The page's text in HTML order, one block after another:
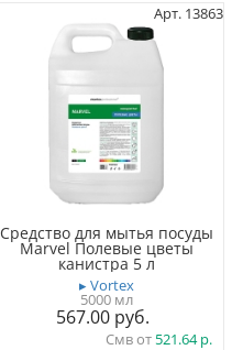
Арт. 13863
Средство для мытья посуды
Marvel Полевые цветы
канистра 5 л
▸ Vortex
5000 мл
567.00
Смв от 521.64